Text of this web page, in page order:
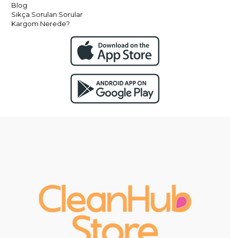
Blog
Sıkça Sorulan Sorular
Kargom Nerede?